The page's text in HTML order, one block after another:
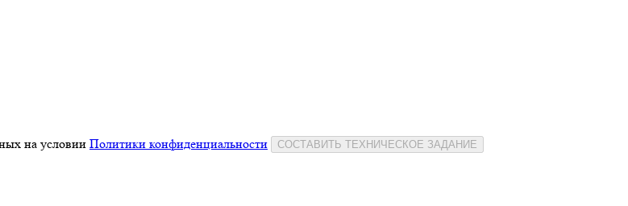
на условии Политики конфиденциальности СОСТАВИТЬ ТЕХНИЧЕСКОЕ ЗАДАНИЕ